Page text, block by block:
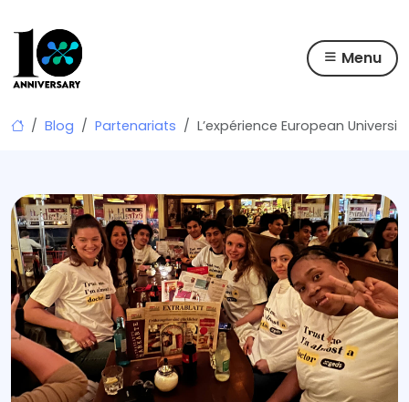
Skip
Menu
Blog Partenariats L’expérience European